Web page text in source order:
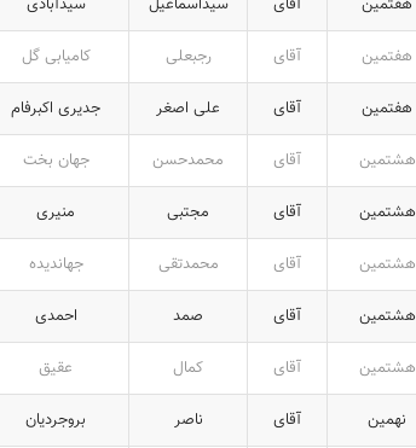
هفتمین آقای سیداسماعیل سیدآبادی
هفتمین آقای رجبعلی کامیابی گل
هفتمین آقای علی اصغر جدیری اکبرفام
هشتمین آقای محمدحسن جهان بخت
هشتمین آقای مجتبی منیری
هشتمین آقای محمدتقی جهاندیده
هشتمین آقای صمد احمدی
هشتمین آقای کمال عقیق
نهمین آقای ناصر بروجردیان